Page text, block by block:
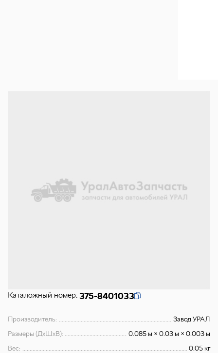
Каталожный номер: 375-8401033
Производитель:
Завод УРАЛ
Размеры (ДхШхВ):
0.085 м × 0.03 м × 0.003 м
Вес:
0.05 кг